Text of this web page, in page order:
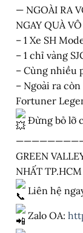
— NGOÀI RA
NGAY QUÀ
– 1 Xe SH
– 1 chỉ vàng
– Cùng nhiều
– Ngoài ra
Fortuner
Đừng bỏ lỡ
GREEN
NHẤT
Liên hệ
Zalo OA: